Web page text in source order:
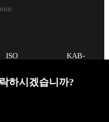
ISO
KAB-
하시겠습니까?